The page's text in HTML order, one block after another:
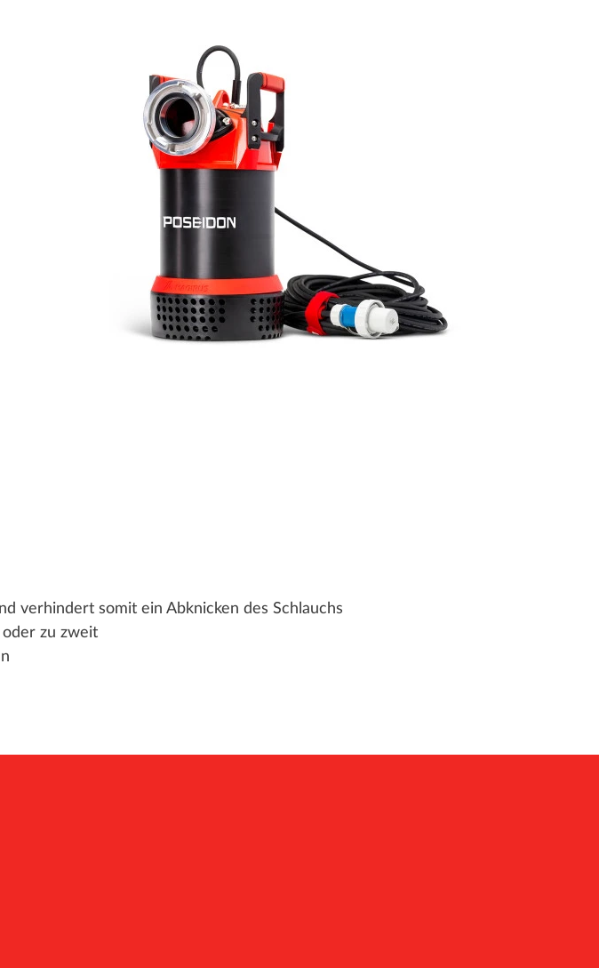
verhindert somit ein Abknicken des Schlauchs
zu zweit